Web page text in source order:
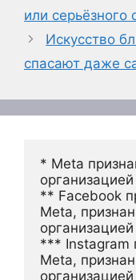
или серьёзного
Искусство
спасают даже
* Meta
** Facebook
Meta,
*** Instagram
Meta,